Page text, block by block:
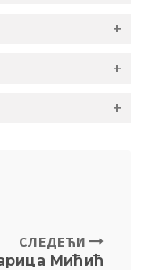
СЛЕДЕЋИ
Мићић